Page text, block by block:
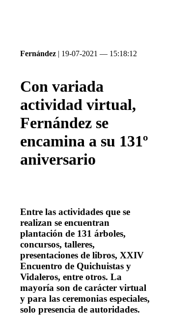
Fernández | 19-07-2021 — 15:18:12
Con variada
actividad virtual,
Fernández se
encamina a su 131º
aniversario
Entre las actividades que se
realizan se encuentran
plantación de 131 árboles,
concursos, talleres,
presentaciones de libros, XXIV
Encuentro de Quichuistas y
Vidaleros, entre otros. La
mayoría son de carácter virtual
y para las ceremonias especiales,
solo presencia de autoridades.